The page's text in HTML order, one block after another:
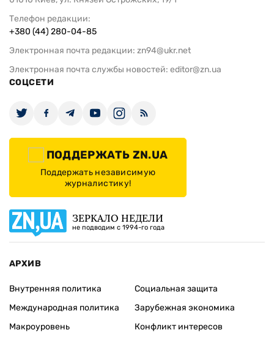
Телефон редакции:
+380 (44) 280-04-85
Электронная почта редакции: zn94@ukr.net
Электронная почта службы новостей: editor@zn.ua
СОЦСЕТИ
ПОДДЕРЖАТЬ ZN.UA
Поддержать независимую
журналистику!
ЗЕРКАЛО НЕДЕЛИ
не подводим с 1994-го года
АРХИВ
Внутренняя политика
Международная политика
Макроуровень
Социальная защита
Зарубежная экономика
Конфликт интересов